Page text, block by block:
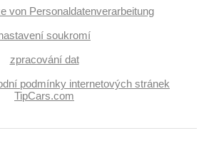
von Personaldatenverarbeitung
soukromí
zpracování dat
podmínky internetových stránek
TipCars.com